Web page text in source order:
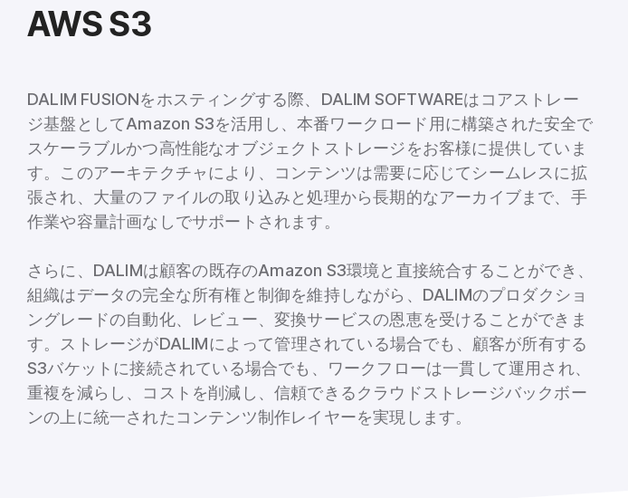
AWS S3
DALIM FUSIONをホスティングする際、DALIM SOFTWAREはコアストレー
ジ基盤としてAmazon S3を活用し、本番ワークロード用に構築された安全で
スケーラブルかつ高性能なオブジェクトストレージをお客様に提供していま
す。このアーキテクチャにより、コンテンツは需要に応じてシームレスに拡
張され、大量のファイルの取り込みと処理から長期的なアーカイブまで、手
作業や容量計画なしでサポートされます。
さらに、DALIMは顧客の既存のAmazon S3環境と直接統合することができ、
組織はデータの完全な所有権と制御を維持しながら、DALIMのプロダクショ
ングレードの自動化、レビュー、変換サービスの恩恵を受けることができま
す。ストレージがDALIMによって管理されている場合でも、顧客が所有する
S3バケットに接続されている場合でも、ワークフローは一貫して運用され、
重複を減らし、コストを削減し、信頼できるクラウドストレージバックボー
ンの上に統一されたコンテンツ制作レイヤーを実現します。